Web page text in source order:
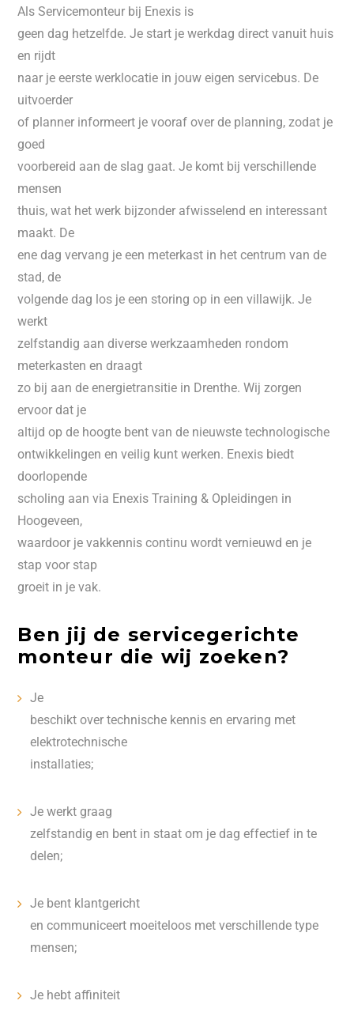
Als Servicemonteur bij Enexis is
geen dag hetzelfde. Je start je werkdag direct vanuit huis
en rijdt
naar je eerste werklocatie in jouw eigen servicebus. De
uitvoerder
of planner informeert je vooraf over de planning, zodat je
goed
voorbereid aan de slag gaat. Je komt bij verschillende
mensen
thuis, wat het werk bijzonder afwisselend en interessant
maakt. De
ene dag vervang je een meterkast in het centrum van de
stad, de
volgende dag los je een storing op in een villawijk. Je
werkt
zelfstandig aan diverse werkzaamheden rondom
meterkasten en draagt
zo bij aan de energietransitie in Drenthe. Wij zorgen
ervoor dat je
altijd op de hoogte bent van de nieuwste technologische
ontwikkelingen en veilig kunt werken. Enexis biedt
doorlopende
scholing aan via Enexis Training & Opleidingen in
Hoogeveen,
waardoor je vakkennis continu wordt vernieuwd en je
stap voor stap
groeit in je vak.
Ben jij de servicegerichte
monteur die wij zoeken?
Je
beschikt over technische kennis en ervaring met
elektrotechnische
installaties;
Je werkt graag
zelfstandig en bent in staat om je dag effectief in te
delen;
Je bent klantgericht
en communiceert moeiteloos met verschillende type
mensen;
Je hebt affiniteit